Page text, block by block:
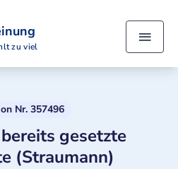
zu viel
Nr. 357496
gesetzte
(Straumann)